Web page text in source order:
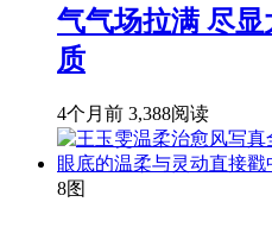
气气场拉满 尽
质
4个月前 3,388阅读
8图